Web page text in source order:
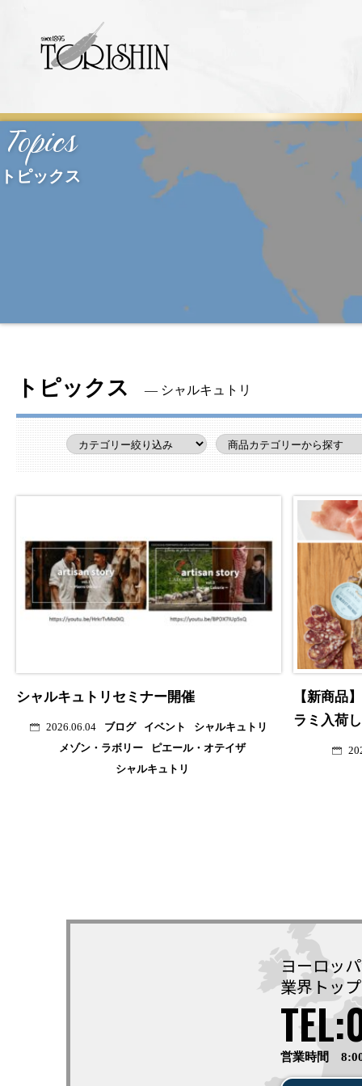
Topics
トピックス
トピックス ― シャルキュトリ
シャルキュトリセミナー開催
2026.06.04 ブログ イベント
シャルキュトリ
メゾン・ラボリー
ピエール・オテイザ
シャルキュトリ
【新商品
ラミ入荷
ヨーロッ
業界トッ
営業時間